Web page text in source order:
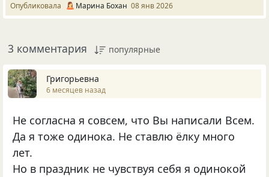
Опубликовала Марина Бохан 08 янв 2026
3 комментария популярные
Григорьевна
6 месяцев назад
Не согласна я совсем, что Вы написали Всем.
Да я тоже одинока. Не ставлю ёлку много
лет.
Но в праздник не чувствуя себя я одинокой